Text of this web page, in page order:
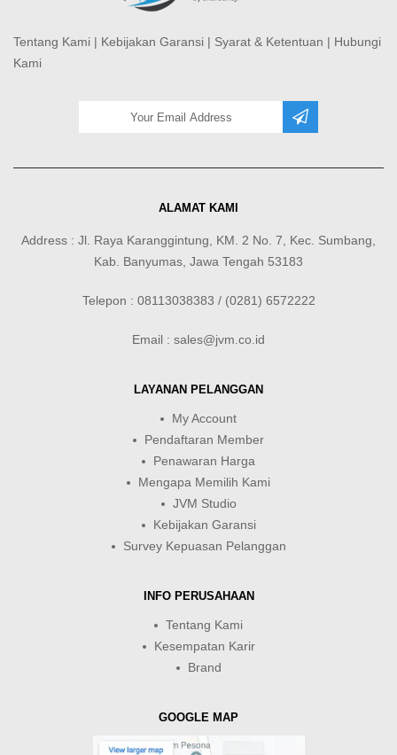
Tentang Kami | Kebijakan Garansi | Syarat & Ketentuan | Hubungi
Kami
ALAMAT KAMI
Address : Jl. Raya Karanggintung, KM. 2 No. 7, Kec. Sumbang,
Kab. Banyumas, Jawa Tengah 53183
Telepon : 08113038383 / (0281) 6572222
Email : sales@jvm.co.id
LAYANAN PELANGGAN
My Account
Pendaftaran Member
Penawaran Harga
Mengapa Memilih Kami
JVM Studio
Kebijakan Garansi
Survey Kepuasan Pelanggan
INFO PERUSAHAAN
Tentang Kami
Kesempatan Karir
Brand
GOOGLE MAP